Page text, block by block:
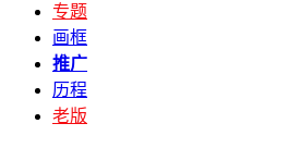
专题
画框
推广
历程
老版